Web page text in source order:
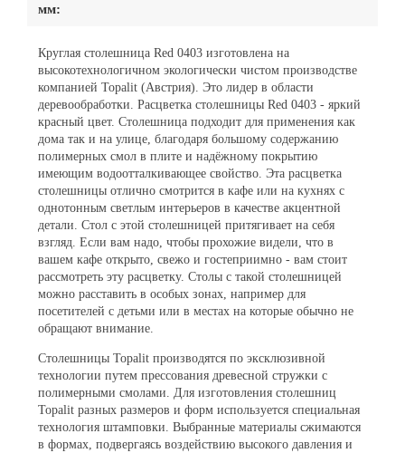
мм:
Круглая столешница Red 0403 изготовлена на
высокотехнологичном экологически чистом производстве
компанией Topalit (Австрия). Это лидер в области
деревообработки. Расцветка столешницы Red 0403 - яркий
красный цвет. Столешница подходит для применения как
дома так и на улице, благодаря большому содержанию
полимерных смол в плите и надёжному покрытию
имеющим водоотталкивающее свойство. Эта расцветка
столешницы отлично смотрится в кафе или на кухнях с
однотонным светлым интерьеров в качестве акцентной
детали. Стол с этой столешницей притягивает на себя
взгляд. Если вам надо, чтобы прохожие видели, что в
вашем кафе открыто, свежо и гостеприимно - вам стоит
рассмотреть эту расцветку. Столы с такой столешницей
можно расставить в особых зонах, например для
посетителей с детьми или в местах на которые обычно не
обращают внимание.
Столешницы Topalit производятся по эксклюзивной
технологии путем прессования древесной стружки с
полимерными смолами. Для изготовления столешниц
Topalit разных размеров и форм используется специальная
технология штамповки. Выбранные материалы сжимаются
в формах, подвергаясь воздействию высокого давления и